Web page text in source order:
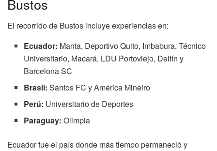
Bustos
El recorrido de Bustos incluye experiencias en:
Ecuador: Manta, Deportivo Quito, Imbabura, Técnico
Universitario, Macará, LDU Portoviejo, Delfín y
Barcelona SC
Brasil: Santos FC y América Mineiro
Perú: Universitario de Deportes
Paraguay: Olimpia
Ecuador fue el país donde más tiempo permaneció y